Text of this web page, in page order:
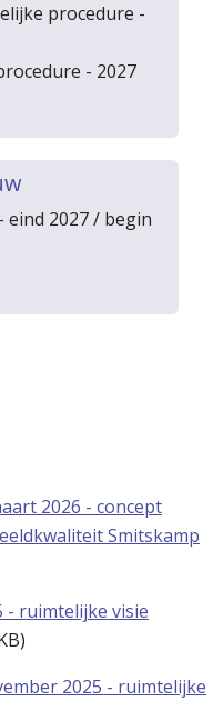
procedure -
- 2027
2027 / begin
2026 - concept
Smitskamp
- ruimtelijke visie
2025 - ruimtelijke